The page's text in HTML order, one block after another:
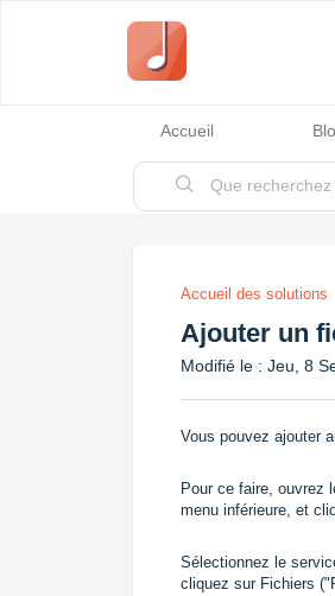
Accueil
Accueil des solutions
Ajouter un
Modifié le : Jeu, 8
Vous pouvez ajouter
Pour ce faire, ouvrez
menu inférieure, et
Sélectionnez le
cliquez sur Fichiers